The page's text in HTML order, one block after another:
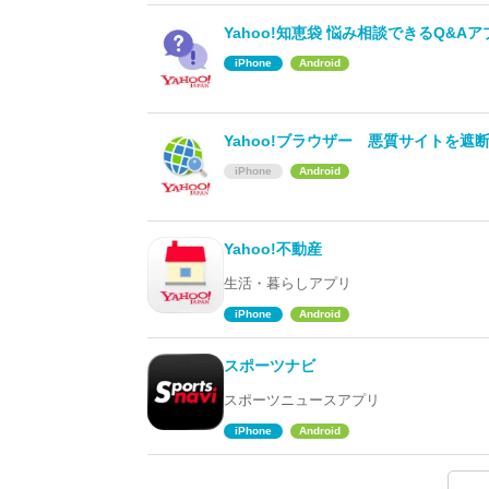
Yahoo!知恵袋 悩み相談できるQ&Aア
iPhone Android
Yahoo!ブラウザー 悪質サイトを遮
iPhone Android
Yahoo!不動産
生活・暮らしアプリ
iPhone Android
スポーツナビ
スポーツニュースアプリ
iPhone Android